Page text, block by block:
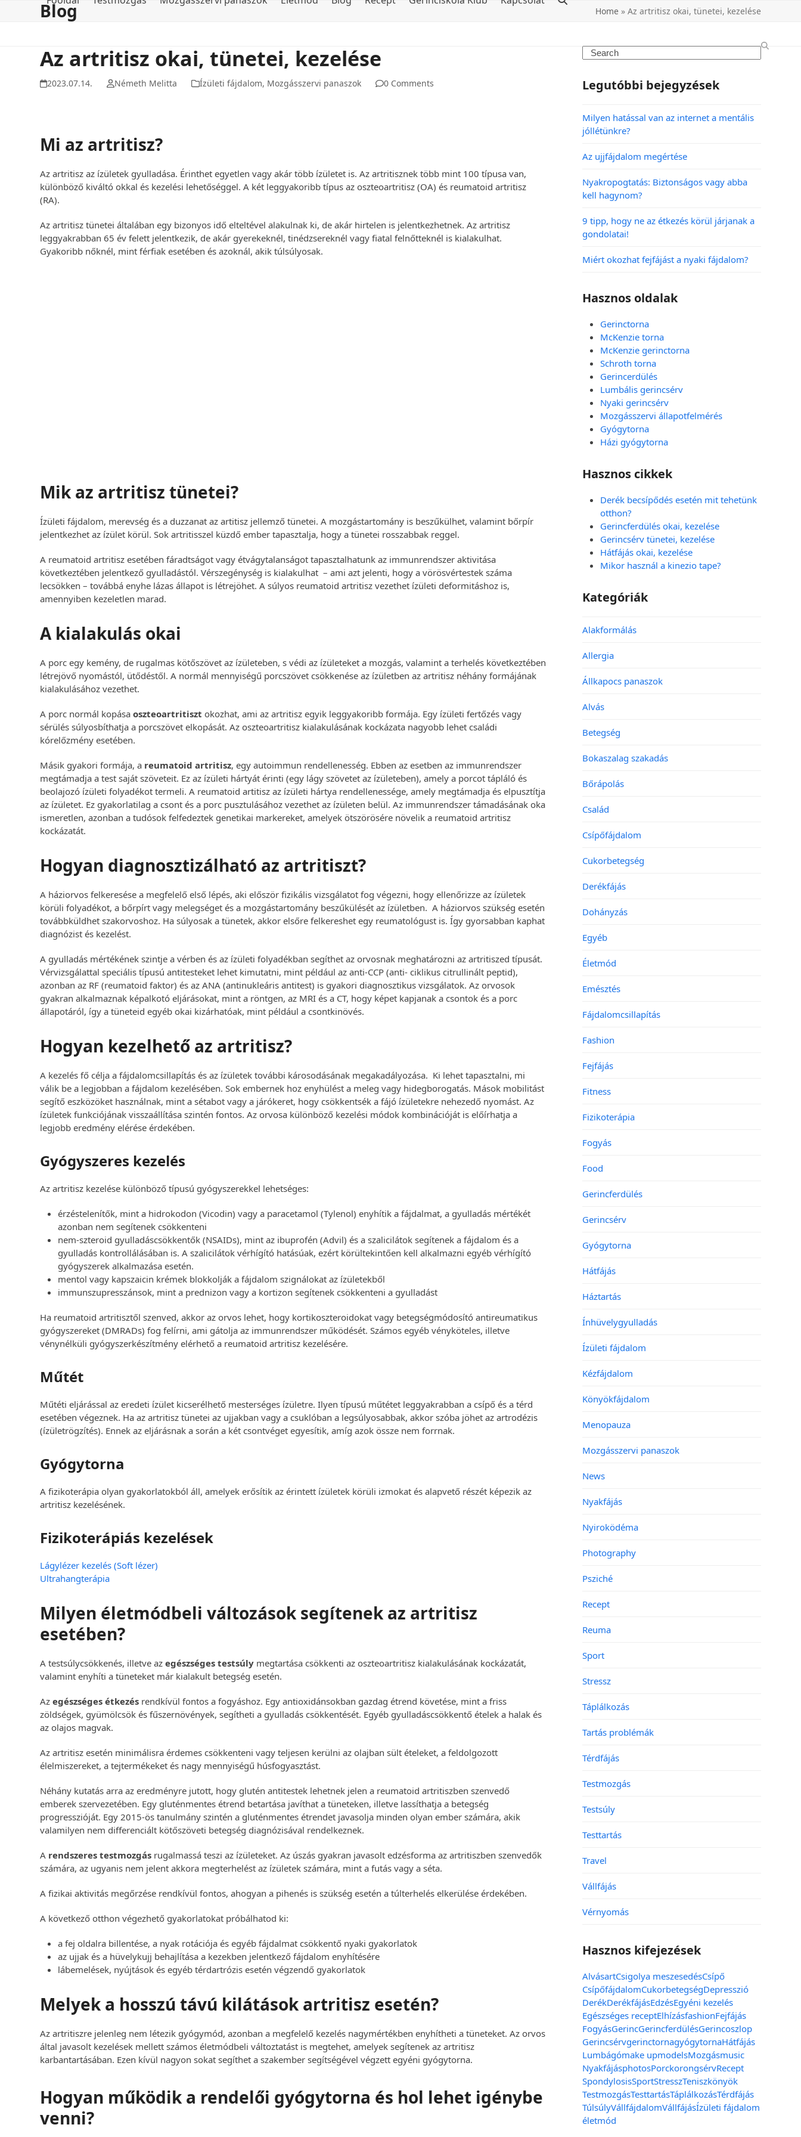
Blog Home» Az artritisz okai, tünetei, kezelése
Az artritisz okai, tünetei, kezelése
2023.07.14. Németh Melitta Ízületi fájdalom, Mozgásszervi panaszok 0 Comments
Mi az artritisz?
Az artritisz az ízületek gyulladása. Érinthet egyetlen vagy akár több ízületet is. Az artritisznek több mint 100 típusa van,
különböző kiváltó okkal és kezelési lehetőséggel. A két leggyakoribb típus az oszteoartritisz (OA) és reumatoid artritisz
(RA).
Az artritisz tünetei általában egy bizonyos idő elteltével alakulnak ki, de akár hirtelen is jelentkezhetnek. Az artritisz
leggyakrabban 65 év felett jelentkezik, de akár gyerekeknél, tinédzsereknél vagy fiatal felnőtteknél is kialakulhat.
Gyakoribb nőknél, mint férfiak esetében és azoknál, akik túlsúlyosak.
Mik az artritisz tünetei?
Ízületi fájdalom, merevség és a duzzanat az artitisz jellemző tünetei. A mozgástartomány is beszűkülhet, valamint bőrpír
jelentkezhet az ízület körül. Sok artritisszel küzdő ember tapasztalja, hogy a tünetei rosszabbak reggel.
A reumatoid artritisz esetében fáradtságot vagy étvágytalanságot tapasztalhatunk az immunrendszer aktivitása
következtében jelentkező gyulladástól. Vérszegénység is kialakulhat – ami azt jelenti, hogy a vörösvértestek száma
lecsökken – továbbá enyhe lázas állapot is létrejöhet. A súlyos reumatoid artritisz vezethet ízületi deformitáshoz is,
amennyiben kezeletlen marad.
A kialakulás okai
A porc egy kemény, de rugalmas kötőszövet az ízületeben, s védi az ízületeket a mozgás, valamint a terhelés következtében
létrejövő nyomástól, ütődéstől. A normál mennyiségű porcszövet csökkenése az ízületben az artritisz néhány formájának
kialakulásához vezethet.
A porc normál kopásaoszteoartritiszt okozhat, ami az artritisz egyik leggyakoribb formája. Egy ízületi fertőzés vagy
sérülés súlyosbíthatja a porcszövet elkopását. Az oszteoartritisz kialakulásának kockázata nagyobb lehet családi
kórelőzmény esetében.
Másik gyakori formája, a reumatoid artritisz, egy autoimmun rendellenesség. Ebben az esetben az immunrendszer
megtámadja a test saját szöveteit. Ez az ízületi hártyát érinti (egy lágy szövetet az ízületeben), amely a porcot tápláló és
beolajozó ízületi folyadékot termeli. A reumatoid artitisz az ízületi hártya rendellenessége, amely megtámadja és elpusztítja
az ízületet. Ez gyakorlatilag a csont és a porc pusztulásához vezethet az ízületen belül. Az immunrendszer támadásának oka
ismeretlen, azonban a tudósok felfedeztek genetikai markereket, amelyek ötszörösére növelik a reumatoid artritisz
kockázatát.
Hogyan diagnosztizálható az artritiszt?
A háziorvos felkeresése a megfelelő első lépés, aki először fizikális vizsgálatot fog végezni, hogy ellenőrizze az ízületek
körüli folyadékot, a bőrpírt vagy melegséget és a mozgástartomány beszűkülését az ízületben. A háziorvos szükség esetén
továbbküldhet szakorvoshoz. Ha súlyosak a tünetek, akkor elsőre felkereshet egy reumatológust is. Így gyorsabban kaphat
diagnózist és kezelést.
A gyulladás mértékének szintje a vérben és az ízületi folyadékban segíthet az orvosnak meghatározni az artritiszed típusát.
Vérvizsgálattal speciális típusú antitesteket lehet kimutatni, mint például az anti-CCP (anti- ciklikus citrullinált peptid),
azonban az RF (reumatoid faktor) és az ANA (antinukleáris antitest) is gyakori diagnosztikus vizsgálatok. Az orvosok
gyakran alkalmaznak képalkotó eljárásokat, mint a röntgen, az MRI és a CT, hogy képet kapjanak a csontok és a porc
állapotáról, így a tüneteid egyéb okai kizárhatóak, mint például a csontkinövés.
Hogyan kezelhető az artritisz?
A kezelés fő célja a fájdalomcsillapítás és az ízületek további károsodásának megakadályozása. Ki lehet tapasztalni, mi
válik be a legjobban a fájdalom kezelésében. Sok embernek hoz enyhülést a meleg vagy hidegborogatás. Mások mobilitást
segítő eszközöket használnak, mint a sétabot vagy a járókeret, hogy csökkentsék a fájó ízületekre nehezedő nyomást. Az
ízületek funkciójának visszaállítása szintén fontos. Az orvosa különböző kezelési módok kombinációját is előírhatja a
legjobb eredmény elérése érdekében.
Gyógyszeres kezelés
Az artritisz kezelése különböző típusú gyógyszerekkel lehetséges:
érzéstelenítők, mint a hidrokodon (Vicodin) vagy a paracetamol (Tylenol) enyhítik a fájdalmat, a gyulladás mértékét
azonban nem segítenek csökkenteni
nem-szteroid gyulladáscsökkentők (NSAIDs), mint az ibuprofén (Advil) és a szalicilátok segítenek a fájdalom és a
gyulladás kontrollálásában is. A szalicilátok vérhígító hatásúak, ezért körültekintően kell alkalmazni egyéb vérhígító
gyógyszerek alkalmazása esetén.
mentol vagy kapszaicin krémek blokkolják a fájdalom szignálokat az ízületekből
immunszupresszánsok, mint a prednizon vagy a kortizon segítenek csökkenteni a gyulladást
Ha reumatoid artritisztől szenved, akkor az orvos lehet, hogy kortikoszteroidokat vagy betegségmódosító antireumatikus
gyógyszereket (DMRADs) fog felírni, ami gátolja az immunrendszer működését. Számos egyéb vényköteles, illetve
vénynélküli gyógyszerkészítmény elérhető a reumatoid artritisz kezelésére.
Műtét
Műtéti eljárással az eredeti ízület kicserélhető mesterséges ízületre. Ilyen típusú műtétet leggyakrabban a csípő és a térd
esetében végeznek. Ha az artritisz tünetei az ujjakban vagy a csuklóban a legsúlyosabbak, akkor szóba jöhet az artrodézis
(ízületrögzítés). Ennek az eljárásnak a során a két csontvéget egyesítik, amíg azok össze nem forrnak.
Gyógytorna
A fizikoterápia olyan gyakorlatokból áll, amelyek erősítik az érintett ízületek körüli izmokat és alapvető részét képezik az
artritisz kezelésének.
Fizikoterápiás kezelések
Lágylézer kezelés (Soft lézer)
Ultrahangterápia
Milyen életmódbeli változások segítenek az artritisz
esetében?
A testsúlycsökkenés, illetve azegészséges testsúly megtartása csökkenti az oszteoartritisz kialakulásának kockázatát,
valamint enyhíti a tüneteket már kialakult betegség esetén.
Azegészséges étkezés rendkívül fontos a fogyáshoz. Egy antioxidánsokban gazdag étrend követése, mint a friss
zöldségek, gyümölcsök és fűszernövények, segítheti a gyulladás csökkentését. Egyéb gyulladáscsökkentő ételek a halak és
az olajos magvak.
Az artritisz esetén minimálisra érdemes csökkenteni vagy teljesen kerülni az olajban sült ételeket, a feldolgozott
élelmiszereket, a tejtermékeket és nagy mennyiségű húsfogyasztást.
Néhány kutatás arra az eredményre jutott, hogy glutén antitestek lehetnek jelen a reumatoid artritiszben szenvedő
emberek szervezetében. Egy gluténmentes étrend betartása javíthat a tüneteken, illetve lassíthatja a betegség
progresszióját. Egy 2015-ös tanulmány szintén a gluténmentes étrendet javasolja minden olyan ember számára, akik
valamilyen nem differenciált kötőszöveti betegség diagnózisával rendelkeznek.
A rendszeres testmozgás rugalmassá teszi az ízületeket. Az úszás gyakran javasolt edzésforma az artritiszben szenvedők
számára, az ugyanis nem jelent akkora megterhelést az ízületek számára, mint a futás vagy a séta.
A fizikai aktivitás megőrzése rendkívül fontos, ahogyan a pihenés is szükség esetén a túlterhelés elkerülése érdekében.
A következő otthon végezhető gyakorlatokat próbálhatod ki:
a fej oldalra billentése, a nyak rotációja és egyéb fájdalmat csökkentő nyaki gyakorlatok
az ujjak és a hüvelykujj behajlítása a kezekben jelentkező fájdalom enyhítésére
lábemelések, nyújtások és egyéb térdartrózis esetén végzendő gyakorlatok
Melyek a hosszú távú kilátások artritisz esetén?
Az artritiszre jelenleg nem létezik gyógymód, azonban a megfelelő kezelés nagymértékben enyhítheti a tüneteket. Az orvos
által javasolt kezelések mellett számos életmódbeli változtatást is megtehet, amelyek segítenek az artritisz
karbantartásában. Ezen kívül nagyon sokat segíthet a szakember segítségével végzett egyéni gyógytorna.
Hogyan működik a rendelői gyógytorna és hol lehet igénybe
venni?
Legutóbbi bejegyzések
Milyen hatással van az internet a mentális
jóllétünkre?
Az ujjfájdalom megértése
Nyakropogtatás: Biztonságos vagy abba
kell hagynom?
9 tipp, hogy ne az étkezés körül járjanak a
gondolatai!
Miért okozhat fejfájást a nyaki fájdalom?
Hasznos oldalak
Gerinctorna
McKenzie torna
McKenzie gerinctorna
Schroth torna
Gerincerdülés
Lumbális gerincsérv
Nyaki gerincsérv
Mozgásszervi állapotfelmérés
Gyógytorna
Házi gyógytorna
Hasznos cikkek
Derék becsípődés esetén mit tehetünk
otthon?
Gerincferdülés okai, kezelése
Gerincsérv tünetei, kezelése
Hátfájás okai, kezelése
Mikor használ a kinezio tape?
Kategóriák
Alakformálás
Allergia
Állkapocs panaszok
Alvás
Betegség
Bokaszalag szakadás
Bőrápolás
Család
Csípőfájdalom
Cukorbetegség
Derékfájás
Dohányzás
Egyéb
Életmód
Emésztés
Fájdalomcsillapítás
Fashion
Fejfájás
Fitness
Fizikoterápia
Fogyás
Food
Gerincferdülés
Gerincsérv
Gyógytorna
Hátfájás
Háztartás
Ínhüvelygyulladás
Ízületi fájdalom
Kézfájdalom
Könyökfájdalom
Menopauza
Mozgásszervi panaszok
News
Nyakfájás
Nyiroködéma
Photography
Psziché
Recept
Reuma
Sport
Stressz
Táplálkozás
Tartás problémák
Térdfájás
Testmozgás
Testsúly
Testtartás
Travel
Vállfájás
Vérnyomás
Hasznos kifejezések
AlvásartCsigolya meszesedésCsípő
CsípőfájdalomCukorbetegségDepresszió
DerékDerékfájásEdzésEgyéni kezelés
Egészséges receptElhízásfashionFejfájás
FogyásGerincGerincferdülésGerincoszlop
GerincsérvgerinctornagyógytornaHátfájás
Lumbágómake upmodelsMozgásmusic
NyakfájásphotosPorckorongsérvRecept
SpondylosisSportStresszTeniszkönyök
TestmozgásTesttartásTáplálkozásTérdfájás
TúlsúlyVállfájdalomVállfájásÍzületi fájdalom
életmód